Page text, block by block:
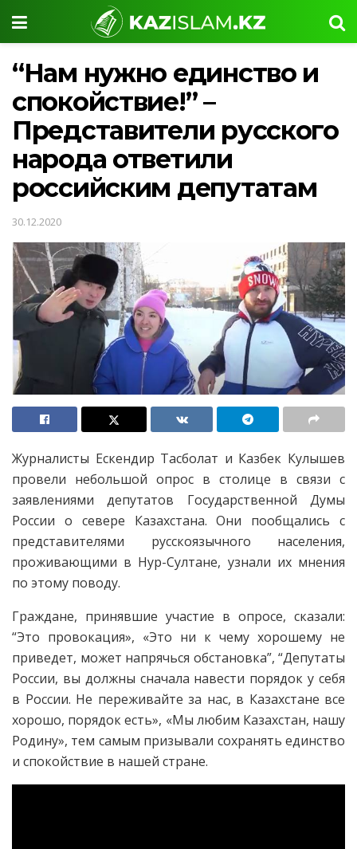
“Нам нужно единство и
спокойствие!” –
Представители русского
народа ответили
российским депутатам
30.12.2020
Журналисты Ескендир Тасболат и Казбек Кулышев
провели небольшой опрос в столице в связи с
заявлениями депутатов Государственной Думы
России о севере Казахстана. Они пообщались с
представителями русскоязычного населения,
проживающими в Нур-Султане, узнали их мнения
по этому поводу.
Граждане, принявшие участие в опросе, сказали:
“Это провокация», «Это ни к чему хорошему не
приведет, может напрячься обстановка”, “Депутаты
России, вы должны сначала навести порядок у себя
в России. Не переживайте за нас, в Казахстане все
хорошо, порядок есть», «Мы любим Казахстан, нашу
Родину», тем самым призывали сохранять единство
и спокойствие в нашей стране.